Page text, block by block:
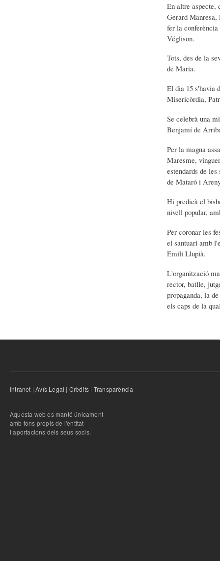
En altre aspecte,
Gerard Manresa,
fer la
Véglison.
Tots, des de la
de Maria.
El dia 15 s'havia
Misericòrdia,
Se celebrà una
Benjamí de
Per la magna
Maresme,
estendards de
de Mataró i
Hi predicà el
nivell popular,
Per coronar les
el santuari amb
Emili Llupià.
L'organització
rector, batlle,
propaganda, la
els caps de la
Intranet |Avís Legal | Crèdits | Transparència
Aquesta web es manté únicament
amb fons propis de l'entitat
i aportacions dels seus socis.